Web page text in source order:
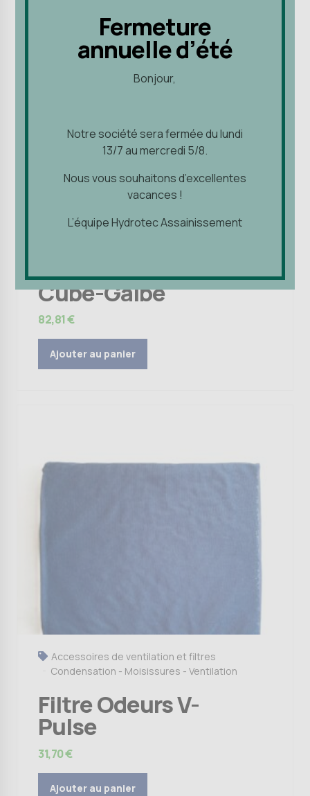
Accessoires de ventilation et filtres
Filtre Odeurs Urban-
Cube-Galbé
82,81€
Ajouter au panier
Accessoires de ventilation et filtres
Condensation - Moisissures - Ventilation
Filtre Odeurs V-
Pulse
31,70€
Ajouter au panier
Fermeture
annuelle d’été
Bonjour,
Notre société sera fermée du lundi
13/7 au mercredi 5/8.
Nous vous souhaitons d’excellentes
vacances !
L’équipe Hydrotec Assainissement
Fermeture
annuelle d’été
Bonjour,
Notre société sera fermée du lundi
13/7 au mercredi 5/8.
Nous vous souhaitons d’excellentes
vacances !
L’équipe Hydrotec Assainissement